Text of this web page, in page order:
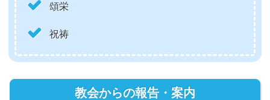
頌栄
祝祷
教会からの報告・案内